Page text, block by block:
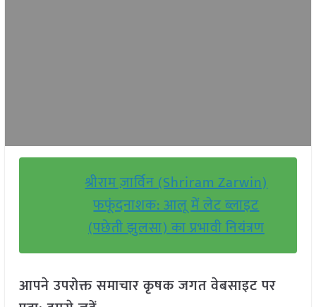
श्रीराम ज़ार्विन (Shriram Zarwin)
फफूंदनाशक: आलू में लेट ब्लाइट
(पछेती झुलसा) का प्रभावी नियंत्रण
आपने उपरोक्त समाचार कृषक जगत वेबसाइट पर